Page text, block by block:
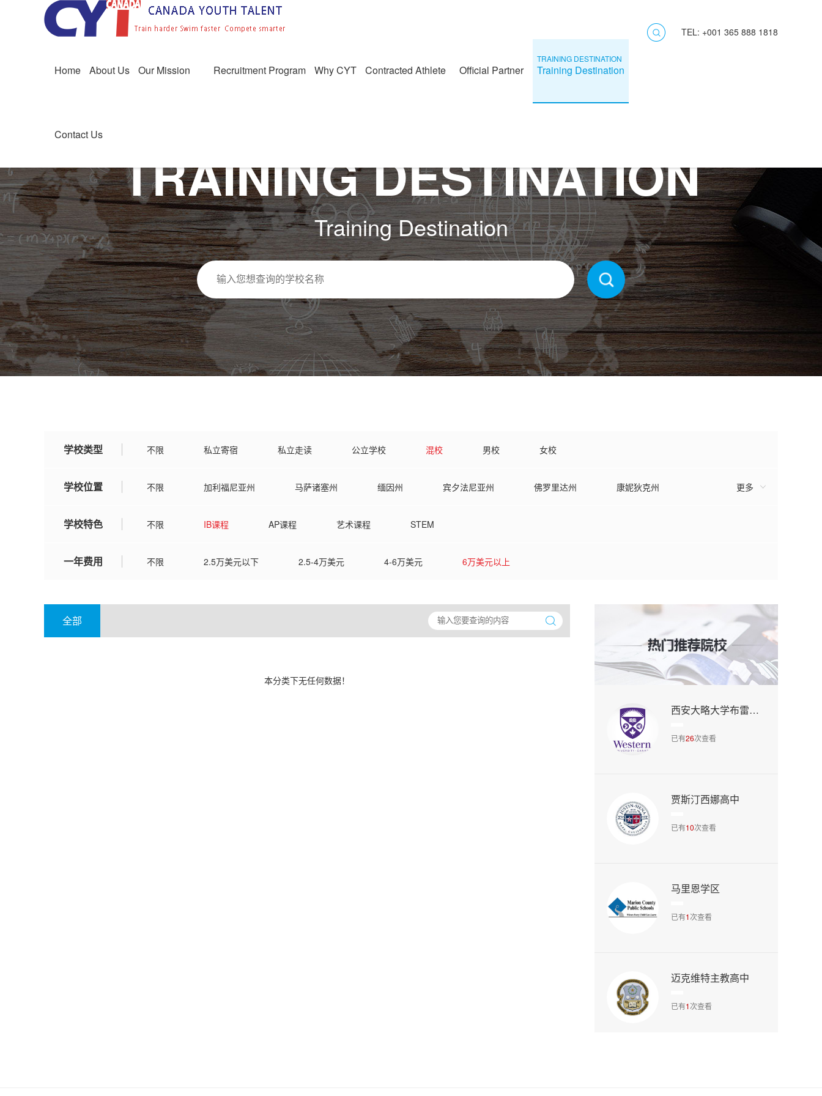
TEL: +001 365 888 1818
Home About Us Our Mission Recruitment Program Why CYT Contracted Athlete Official Partner
TRAINING DESTINATION
Training Destination
Contact Us
TRAINING DESTINATION
Training Destination
学校类型 不限 私立寄宿 私立走读 公立学校 混校 男校 女校
学校位置 更多
不限 加利福尼亚州 马萨诸塞州 缅因州 宾夕法尼亚州 佛罗里达州
康妮狄克州
学校特色 不限 IB课程 AP课程 艺术课程 STEM
一年费用 不限 2.5万美元以下 2.5-4万美元 4-6万美元 6万美元以上
全部
本分类下无任何数据！
西安大略大学布雷舍尔大学学院
已有26次查看
贾斯汀西娜高中
已有10次查看
马里恩学区
已有1次查看
迈克维特主教高中
已有1次查看